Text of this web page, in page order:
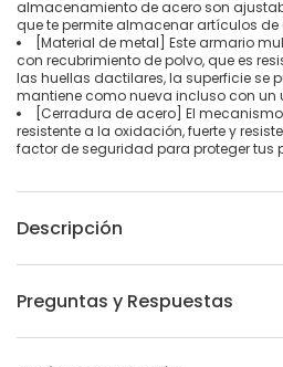
almacenamiento de acero son
que te permite almacenar artículos de
[Material de metal] Este armario
con recubrimiento de polvo, que es
las huellas dactilares, la superficie se
mantiene como nueva incluso con un
[Cerradura de acero] El
resistente a la oxidación, fuerte y
factor de seguridad para proteger tus
Descripción
Preguntas y Respuestas